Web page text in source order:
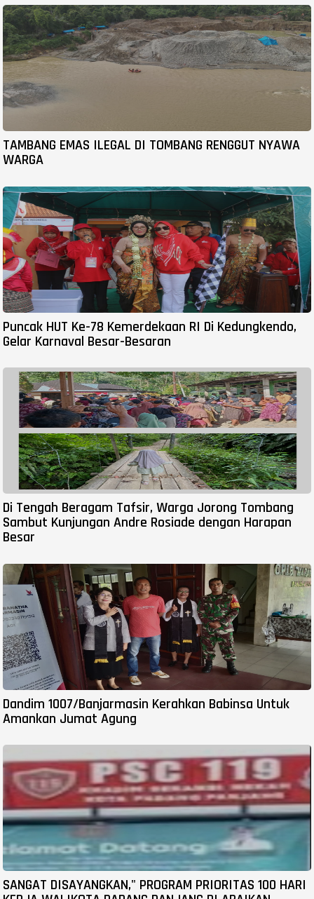
TAMBANG EMAS ILEGAL DI TOMBANG RENGGUT NYAWA
WARGA
Puncak HUT Ke-78 Kemerdekaan RI Di Kedungkendo,
Gelar Karnaval Besar-Besaran
Di Tengah Beragam Tafsir, Warga Jorong Tombang
Sambut Kunjungan Andre Rosiade dengan Harapan
Besar
Dandim 1007/Banjarmasin Kerahkan Babinsa Untuk
Amankan Jumat Agung
SANGAT DISAYANGKAN," PROGRAM PRIORITAS 100 HARI